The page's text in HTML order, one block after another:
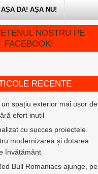
AȘA DA! AȘA NU!
NOSTRU PE
FACEBOOK!
RECENTE
spațiu exterior mai ușor de
efort inutil
cu succes proiectele
modernizarea și dotarea
învățământ
Bull Romaniacs ajunge, pe